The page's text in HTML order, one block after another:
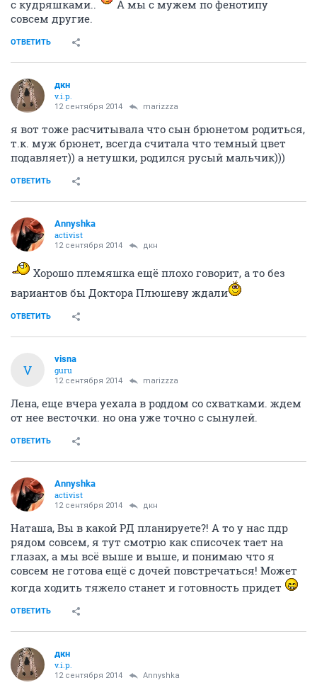
с кудряшками..
А мы с мужем по фенотипу
совсем другие.
ОТВЕТИТЬ
дкн
v.i.p.
12 сентября 2014 marizzza
я вот тоже расчитывала что сын брюнетом родиться,
т.к. муж брюнет, всегда считала что темный цвет
подавляет)) а нетушки, родился русый мальчик)))
ОТВЕТИТЬ
Annyshka
activist
12 сентября 2014 дкн
Хорошо племяшка ещё плохо говорит, а то без
вариантов бы Доктора Плюшеву ждали
ОТВЕТИТЬ
V
visna
guru
12 сентября 2014 marizzza
Лена, еще вчера уехала в роддом со схватками. ждем
от нее весточки. но она уже точно с сынулей.
ОТВЕТИТЬ
Annyshka
activist
12 сентября 2014 дкн
Наташа, Вы в какой РД планируете?! А то у нас пдр
рядом совсем, я тут смотрю как списочек тает на
глазах, а мы всё выше и выше, и понимаю что я
совсем не готова ещё с дочей повстречаться! Может
когда ходить тяжело станет и готовность придет
ОТВЕТИТЬ
дкн
v.i.p.
12 сентября 2014 Annyshka